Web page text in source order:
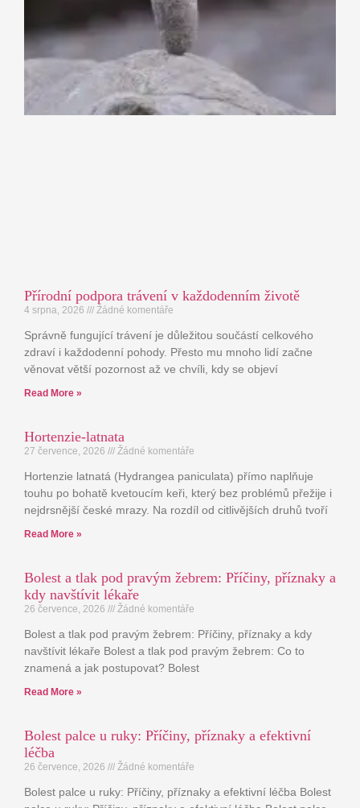
Přírodní podpora trávení v každodenním životě
4 srpna, 2026 Žádné komentáře
Správně fungující trávení je důležitou součástí celkového
zdraví i každodenní pohody. Přesto mu mnoho lidí začne
věnovat větší pozornost až ve chvíli, kdy se objeví
Read More »
Hortenzie-latnata
27 července, 2026 Žádné komentáře
Hortenzie latnatá (Hydrangea paniculata) přímo naplňuje
touhu po bohatě kvetoucím keři, který bez problémů přežije i
nejdrsnější české mrazy. Na rozdíl od citlivějších druhů tvoří
Read More »
Bolest a tlak pod pravým žebrem: Příčiny, příznaky a
kdy navštívit lékaře
26 července, 2026 Žádné komentáře
Bolest a tlak pod pravým žebrem: Příčiny, příznaky a kdy
navštívit lékaře Bolest a tlak pod pravým žebrem: Co to
znamená a jak postupovat? Bolest
Read More »
Bolest palce u ruky: Příčiny, příznaky a efektivní
léčba
26 července, 2026 Žádné komentáře
Bolest palce u ruky: Příčiny, příznaky a efektivní léčba Bolest